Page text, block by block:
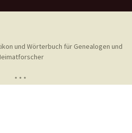
und Wörterbuch für Genealogen und
* * *